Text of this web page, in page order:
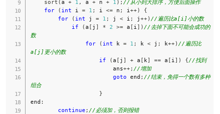
sort (a + 1 , a + n + 1 ) ; //从小到大排序，方便后面操作
for
( int i = 1 ; i <= n ; i ++)
{
for
( int j = 1 ; j < i ; j++) //遍历比a[i]小的数
if
(a [ j ] * 2 >= a [ i ] ) //去掉下面不可能会成功的
数
for
( int k = 1 ; k < j ; k++) //遍历比
a[j]更小的数
if
(a [ j ] + a [ k] == a [ i ] ) {//找到
                        ans
++; //增加
goto end ; //结束，免得一个数有多种
组合
}
end :
continue ; //必须加，否则报错